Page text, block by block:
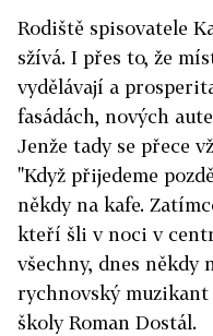
Rodiště spisovatele
sžívá. I přes to, že
vydělávají a
fasádách, nových
Jenže tady se přece
"Když přijedeme
někdy na kafe.
kteří šli v noci v
všechny, dnes někdy
rychnovský
školy Roman Dostál.